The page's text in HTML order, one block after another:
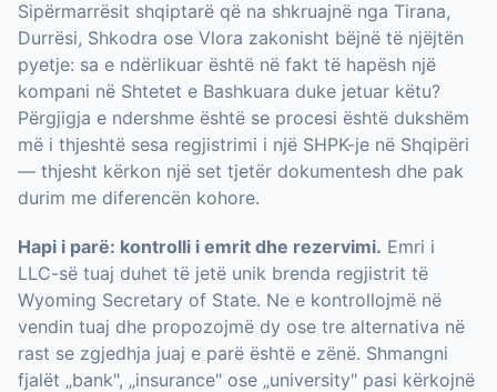
Sipërmarrësit shqiptarë që na shkruajnë nga Tirana,
Durrësi, Shkodra ose Vlora zakonisht bëjnë të njëjtën
pyetje: sa e ndërlikuar është në fakt të hapësh një
kompani në Shtetet e Bashkuara duke jetuar këtu?
Përgjigja e ndershme është se procesi është dukshëm
më i thjeshtë sesa regjistrimi i një SHPK-je në Shqipëri
— thjesht kërkon një set tjetër dokumentesh dhe pak
durim me diferencën kohore.
Hapi i parë: kontrolli i emrit dhe rezervimi. Emri i
LLC-së tuaj duhet të jetë unik brenda regjistrit të
Wyoming Secretary of State. Ne e kontrollojmë në
vendin tuaj dhe propozojmë dy ose tre alternativa në
rast se zgjedhja juaj e parë është e zënë. Shmangni
fjalët „bank", „insurance" ose „university" pasi kërkojnë